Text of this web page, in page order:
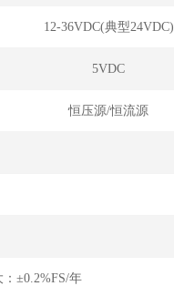
12-36VDC(典型24VDC)
5VDC
恒压源/恒流源
±0.2%FS/年